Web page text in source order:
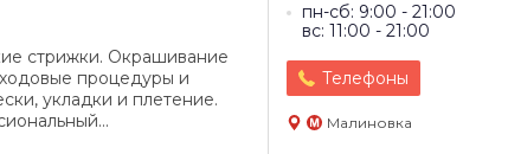
пн-сб: 9:00 - 21:00
вс: 11:00 - 21:00
Телефоны
Малиновка
стрижки. Окрашивание
процедуры и
укладки и плетение.